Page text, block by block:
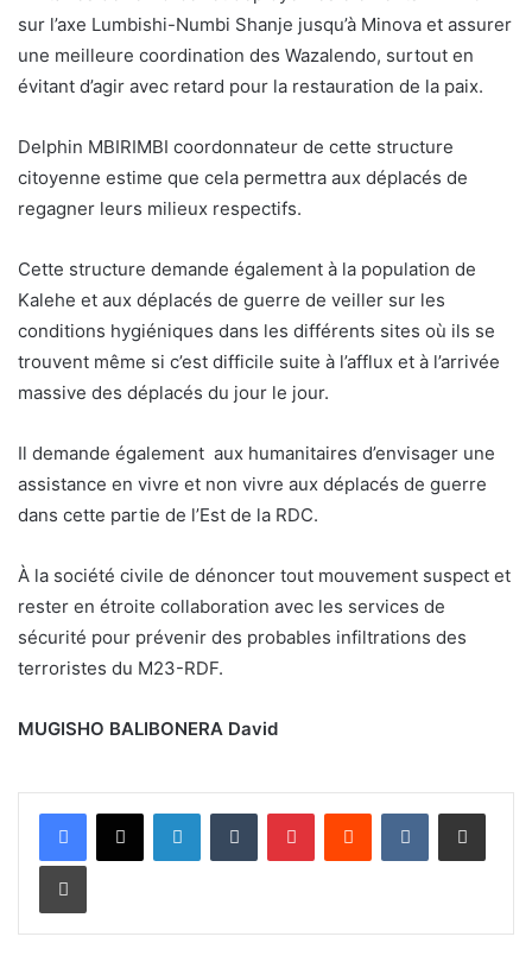
sur l’axe Lumbishi-Numbi Shanje jusqu’à Minova et assurer
une meilleure coordination des Wazalendo, surtout en
évitant d’agir avec retard pour la restauration de la paix.
Delphin MBIRIMBI coordonnateur de cette structure
citoyenne estime que cela permettra aux déplacés de
regagner leurs milieux respectifs.
Cette structure demande également à la population de
Kalehe et aux déplacés de guerre de veiller sur les
conditions hygiéniques dans les différents sites où ils se
trouvent même si c’est difficile suite à l’afflux et à l’arrivée
massive des déplacés du jour le jour.
Il demande également aux humanitaires d’envisager une
assistance en vivre et non vivre aux déplacés de guerre
dans cette partie de l’Est de la RDC.
À la société civile de dénoncer tout mouvement suspect et
rester en étroite collaboration avec les services de
sécurité pour prévenir des probables infiltrations des
terroristes du M23-RDF.
MUGISHO BALIBONERA David